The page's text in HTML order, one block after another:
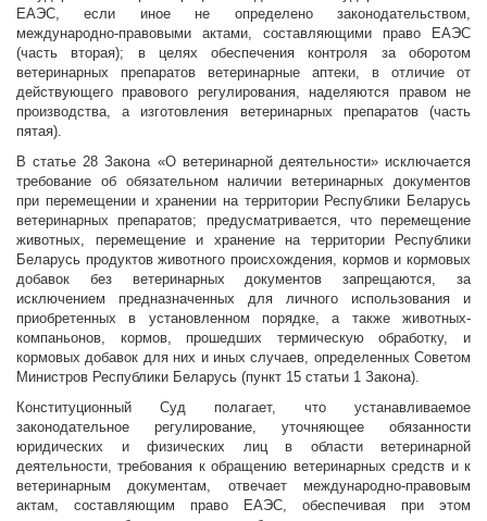
ЕАЭС, если иное не определено законодательством,
международно-правовыми актами, составляющими право ЕАЭС
(часть вторая); в целях обеспечения контроля за оборотом
ветеринарных препаратов ветеринарные аптеки, в отличие от
действующего правового регулирования, наделяются правом не
производства, а изготовления ветеринарных препаратов (часть
пятая).
В статье 28 Закона «О ветеринарной деятельности» исключается
требование об обязательном наличии ветеринарных документов
при перемещении и хранении на территории Республики Беларусь
ветеринарных препаратов; предусматривается, что перемещение
животных, перемещение и хранение на территории Республики
Беларусь продуктов животного происхождения, кормов и кормовых
добавок без ветеринарных документов запрещаются, за
исключением предназначенных для личного использования и
приобретенных в установленном порядке, а также животных-
компаньонов, кормов, прошедших термическую обработку, и
кормовых добавок для них и иных случаев, определенных Советом
Министров Республики Беларусь (пункт 15 статьи 1 Закона).
Конституционный Суд полагает, что устанавливаемое
законодательное регулирование, уточняющее обязанности
юридических и физических лиц в области ветеринарной
деятельности, требования к обращению ветеринарных средств и к
ветеринарным документам, отвечает международно-правовым
актам, составляющим право ЕАЭС, обеспечивая при этом